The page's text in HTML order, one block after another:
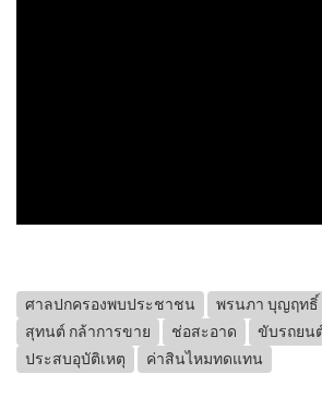
ศาลปกครองพบประชาชน พรนภา บุญฤทธิ์
สุทนต์ กล้าการขาย
ช่อสะอาด
ขับรถยน
ประสบอุบัติเหตุ
ค่าสินไหมทดแทน